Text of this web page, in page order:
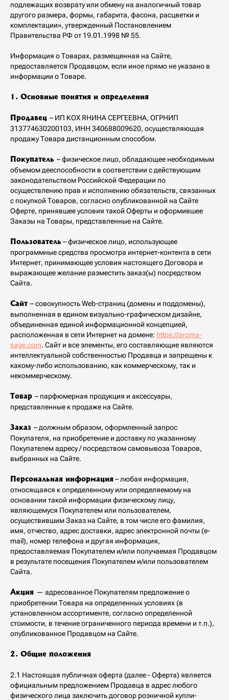
подлежащих возврату или обмену на аналогичный товар
другого размера, формы, габарита, фасона, расцветки и
комплектации», утвержденный Постановлением
Правительства РФ от 19.01.1998 № 55.
Информация о Товарах, размещенная на Сайте,
предоставляется Продавцом, если иное прямо не указано в
информации о Товаре.
1. Основные понятия и определения
Продавец – ИП КОХ ЯНИНА СЕРГЕЕВНА, ОГРНИП
313774630200103, ИНН 340688009620, осуществляющая
продажу Товара дистанционным способом.
Покупатель – физическое лицо, обладающее необходимым
объемом дееспособности в соответствии с действующим
законодательством Российской Федерации по
осуществлению прав и исполнению обязательств, связанных
с покупкой Товаров, согласно опубликованной на Сайте
Оферте, принявшее условия такой Оферты и оформившее
Заказы на Товары, представленные на Сайте.
Пользователь – физическое лицо, использующее
программные средства просмотра интернет-контента в сети
Интернет, принимающее условия настоящего Договора и
выражающее желание разместить заказ(ы) посредством
Сайта.
Сайт – совокупность Web-страниц (домены и поддомены),
выполненная в едином визуально-графическом дизайне,
объединенная единой информационной концепцией,
расположенная в сети Интернет на домене: https://aroma-
sage.com. Сайт и все элементы, его составляющие являются
интеллектуальной собственностью Продавца и запрещены к
какому-либо использованию, как коммерческому, так и
некоммерческому.
Товар – парфюмерная продукция и аксессуары,
представленные к продаже на Сайте.
Заказ – должным образом, оформленный запрос
Покупателя, на приобретение и доставку по указанному
Покупателем адресу / посредством самовывоза Товаров,
выбранных на Сайте.
Персональная информация – любая информация,
относящаяся к определенному или определяемому на
основании такой информации физическому лицу,
являющемуся Покупателем или пользователем,
осуществившим Заказ на Сайте, в том числе его фамилия,
имя, отчество, адрес доставки, адрес электронной почты (e-
mail), номер телефона и другая информация,
предоставляемая Покупателем и/или получаемая Продавцом
в результате посещения Покупателем и/или пользователем
Сайта.
Акция — адресованное Покупателям предложение о
приобретении Товара на определенных условиях (в
установленном ассортименте, согласно определенной
стоимости, в течение ограниченного периода времени и т.п.),
опубликованное Продавцом на Сайте.
2. Общие положения
2.1 Настоящая публичная оферта (далее - Оферта) является
официальным предложением Продавца в адрес любого
физического лица заключить договор розничной купли-